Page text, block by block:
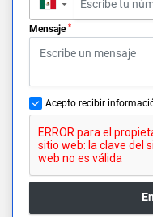
▼
Mensaje *
Acepto recibir